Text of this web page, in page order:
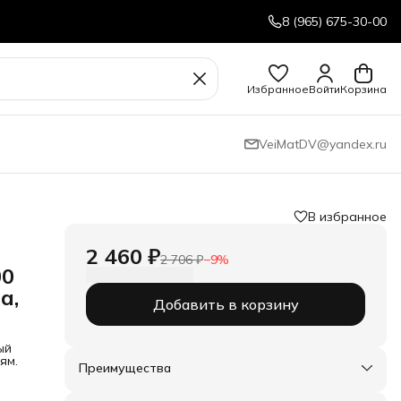
8 (965) 675-30-00
ИзбранноеВойтиКорзина
VeiMatDV@yandex.ru
В избранное
2 460 ₽2 706 ₽−9%
Добавить в корзину
Преимущества
Оплата частями в Сплит